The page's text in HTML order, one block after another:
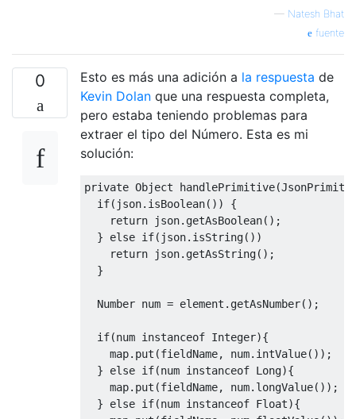
JSONArray
else if(value instanceof
                value
= toMap((JSONObject
}
            map
put key , value
}
return map;
}
public static List Object
List<Object> list = new
for (int i = 0; i < array
Object value = array
else if value instanceof
                value
toMap((JSONObject
}
            list
.add(value);
— Natesh Bhat
fuente
0 Esto es más una adición a la respuesta de
Kevin Dolan que una respuesta completa,
pero estaba teniendo problemas para
extraer el tipo del Número. Esta es mi
solución:
private Object handlePrimitive(
if( json. isBoolean())
{
return json. getAsBoolean();
}
else if( json. isString())
return json. getAsString();
}
Number num = element . getAsNumber();
if(num instanceof Integer){
    map
. put (fieldName, num. intValue());
}
else if(num instanceof Long){
    map
. put (fieldName, num. longValue());
}
else if(num instanceof Float){